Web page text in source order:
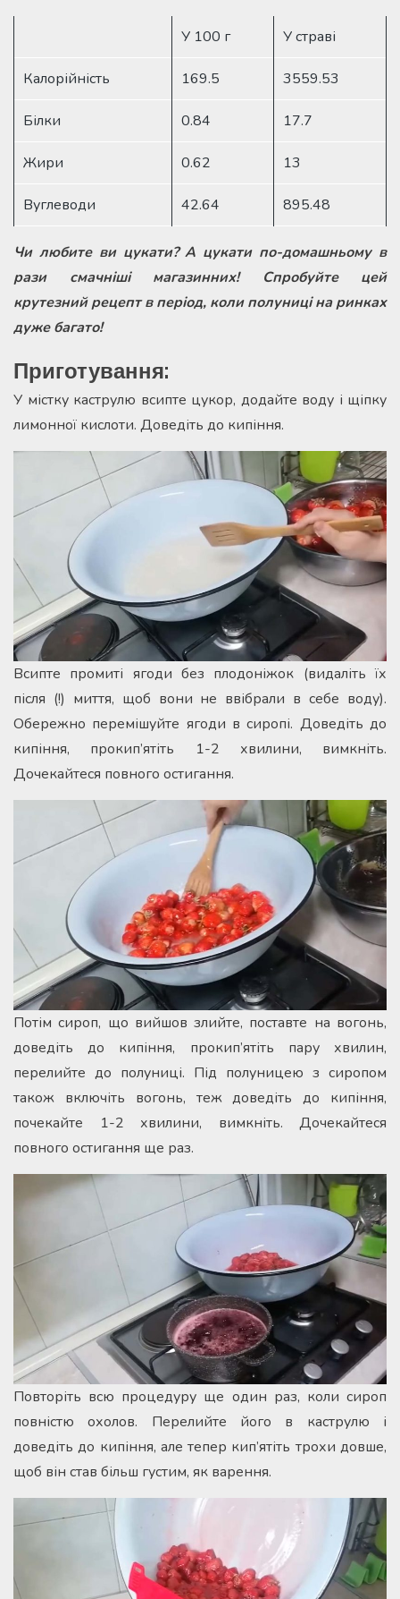
У 100 г У страві
Калорійність 169.5 3559.53
Білки 0.84 17.7
Жири 0.62 13
Вуглеводи 42.64 895.48
Чи любите ви цукати? А цукати по-домашньому в
рази смачніші магазинних! Спробуйте цей
крутезний рецепт в період, коли полуниці на ринках
дуже багато!
Приготування:
У містку каструлю всипте цукор, додайте воду і щіпку
лимонної кислоти. Доведіть до кипіння.
Всипте промиті ягоди без плодоніжок (видаліть їх
після (!) миття, щоб вони не ввібрали в себе воду).
Обережно перемішуйте ягоди в сиропі. Доведіть до
кипіння, прокип’ятіть 1-2 хвилини, вимкніть.
Дочекайтеся повного остигання.
Потім сироп, що вийшов злийте, поставте на вогонь,
доведіть до кипіння, прокип’ятіть пару хвилин,
перелийте до полуниці. Під полуницею з сиропом
також включіть вогонь, теж доведіть до кипіння,
почекайте 1-2 хвилини, вимкніть. Дочекайтеся
повного остигання ще раз.
Повторіть всю процедуру ще один раз, коли сироп
повністю охолов. Перелийте його в каструлю і
доведіть до кипіння, але тепер кип’ятіть трохи довше,
щоб він став більш густим, як варення.